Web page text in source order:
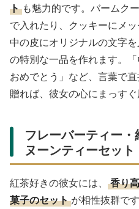
ト も魅力的です。バームク
で入れたり、クッキーにメ
中の皮にオリジナルの文字
の特別な一品を作れます。
おめでとう」など、言葉で
贈れば、彼女の心にまっすぐ
フレーバーティー
ヌーンティーセット
紅茶好きの彼女には、
香り
菓子のセット が相性抜群で